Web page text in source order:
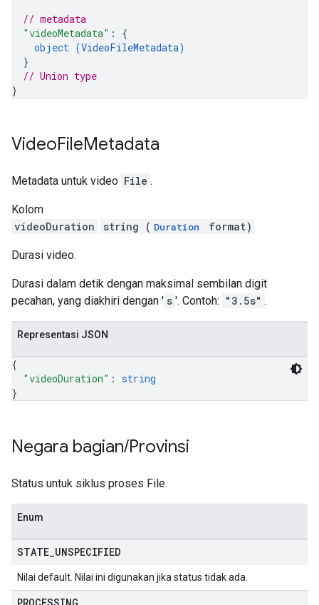
// metadata
"videoMetadata" : {
object (VideoFileMetadata)
}
// Union type
}
VideoFileMetadata
Metadata untuk video File .
Kolom
videoDuration
string ( Duration format)
Durasi video.
Durasi dalam detik dengan maksimal sembilan digit
pecahan, yang diakhiri dengan ' s '. Contoh: "3.5s" .
Representasi JSON
{
"videoDuration" : string
}
Negara bagian/Provinsi
Status untuk siklus proses File.
Enum
STATE UNSPECIFIED
Nilai default. Nilai ini digunakan jika status tidak ada.